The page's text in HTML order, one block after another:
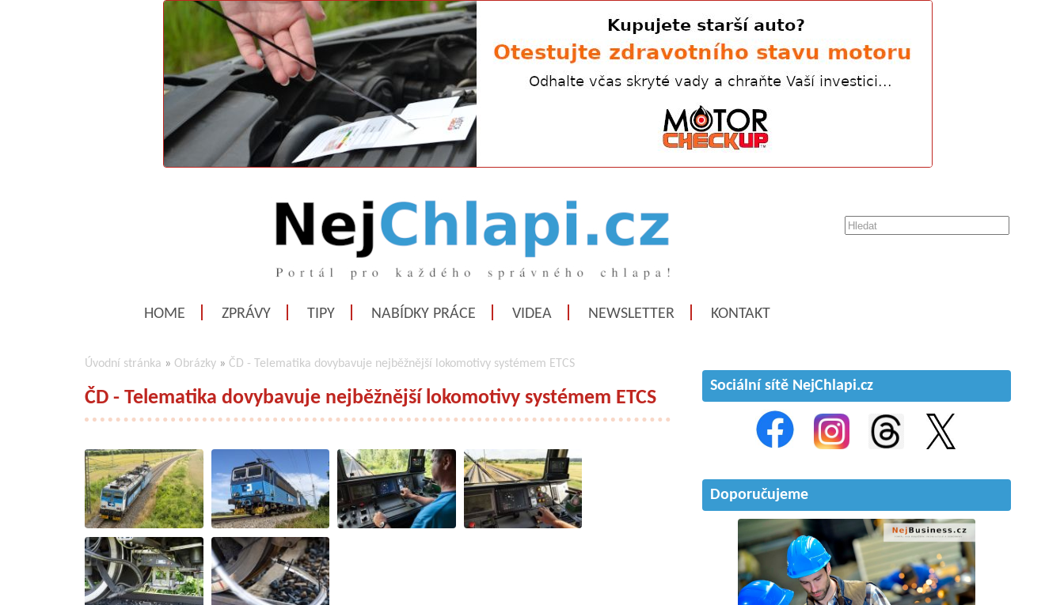
HOME ZPRÁVY TIPY NABÍDKY PRÁCE VIDEA NEWSLETTER KONTAKT
Úvodní stránka » Obrázky » ČD - Telematika dovybavuje nejběžnější lokomotivy systémem ETCS
ČD - Telematika dovybavuje nejběžnější lokomotivy systémem ETCS
Sociální sítě NejChlapi.cz
Doporučujeme